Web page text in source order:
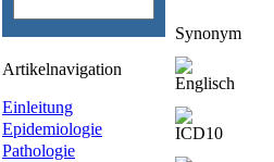
Artikelnavigation
Einleitung
Epidemiologie
Pathologie
Synonym
Englisch
ICD10